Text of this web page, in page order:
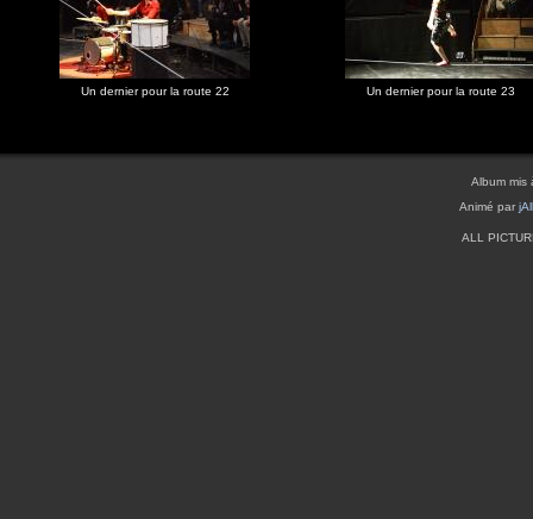
Un dernier pour la route 22 Un dernier pour la route 23
Album mis
Animé par
ALL